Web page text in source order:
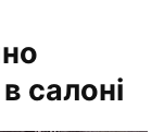
салоні